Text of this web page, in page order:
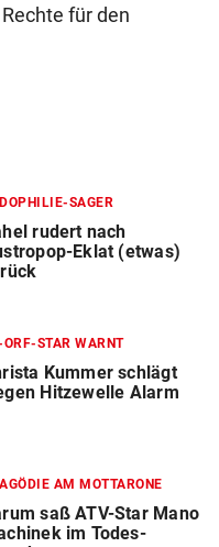
für den
SAGER
rudert nach
Eklat (etwas)
ORF-STAR WARNT
Kummer schlägt
Hitzewelle Alarm
AM MOTTARONE
saß ATV-Star Mano
im Todes-